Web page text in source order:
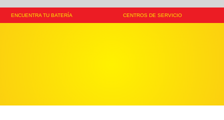
ENCUENTRA TU BATERÍA CENTROS DE SERVICIO